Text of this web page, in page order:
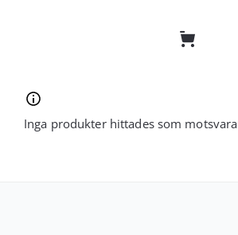
Inga produkter hittades som